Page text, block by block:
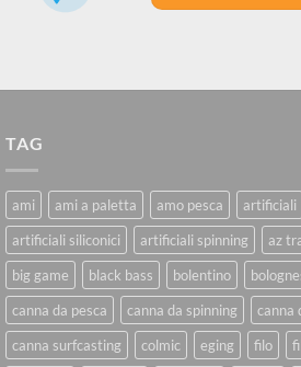
TAG
ami ami a paletta amo pesca artificiali
artificiali siliconici
artificiali spinning az
big game
black bass bolentino
canna da pesca
canna da spinning
canna
canna surfcasting
colmic eging filo